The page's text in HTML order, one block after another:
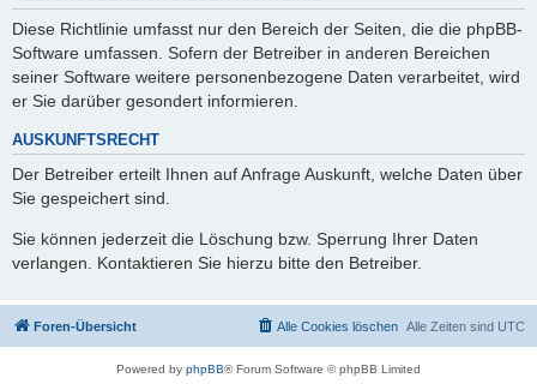
Diese Richtlinie umfasst nur den Bereich der Seiten, die die phpBB-
Software umfassen. Sofern der Betreiber in anderen Bereichen
seiner Software weitere personenbezogene Daten verarbeitet, wird
er Sie darüber gesondert informieren.
AUSKUNFTSRECHT
Der Betreiber erteilt Ihnen auf Anfrage Auskunft, welche Daten über
Sie gespeichert sind.
Sie können jederzeit die Löschung bzw. Sperrung Ihrer Daten
verlangen. Kontaktieren Sie hierzu bitte den Betreiber.
Foren-Übersicht Alle Zeiten sind UTC
Alle Cookies löschen
Powered by phpBB® Forum Software © phpBB Limited